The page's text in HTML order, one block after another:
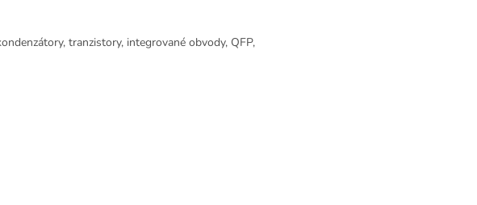
tranzistory, integrované obvody, QFP,